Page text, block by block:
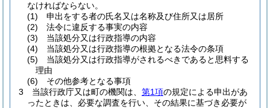
なければならない。
(1)
申出をする者の氏名又は名称及び住所又は居所
(2)
法令に違反する事実の内容
(3)
当該処分又は行政指導の内容
(4)
当該処分又は行政指導の根拠となる法令の条項
(5)
当該処分又は行政指導がされるべきであると思料する
理由
(6)
その他参考となる事項
3
当該行政庁又は町の機関は、 第1項の規定による申出があ
ったときは、必要な調査を行い、その結果に基づき必要が